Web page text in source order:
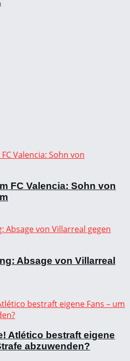
FC Valencia: Sohn von
Absage von Villarreal
Atlético bestraft eigene
abzuwenden?